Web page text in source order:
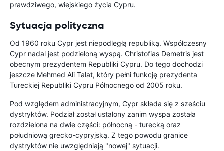
prawdziwego, wiejskiego życia Cypru.
Sytuacja polityczna
Od 1960 roku Cypr jest niepodległą republiką. Współczesny
Cypr nadal jest podzieloną wyspą. Christofias Demetris jest
obecnym prezydentem Republiki Cypru. Do tego dochodzi
jeszcze Mehmed Ali Talat, który pełni funkcję prezydenta
Tureckiej Republiki Cypru Północnego od 2005 roku.
Pod względem administracyjnym, Cypr składa się z sześciu
dystryktów. Podział został ustalony zanim wyspa została
rozdzielona na dwie części: północną - turecką oraz
południową grecko-cypryjską. Z tego powodu granice
dystryktów nie uwzględniają "nowej" sytuacji.